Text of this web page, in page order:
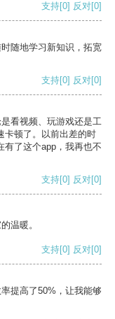
支持[0] 反对[0]
随地学习新知识，拓宽
支持[0] 反对[0]
看视频、玩游戏还是工
卡顿了。以前出差的时
有了这个app，我再也不
支持[0] 反对[0]
温暖。
支持[0] 反对[0]
提高了50%，让我能够